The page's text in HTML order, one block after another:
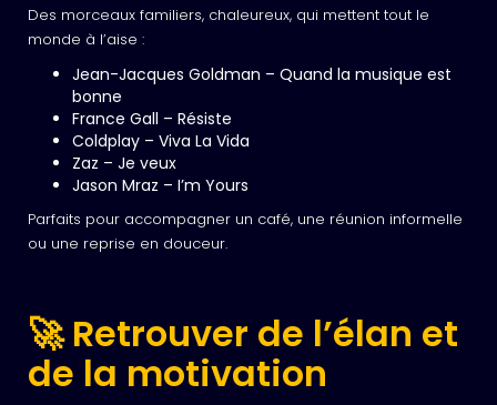
Des morceaux familiers, chaleureux, qui mettent tout le
monde à l’aise :
Jean-Jacques Goldman – Quand la musique est
bonne
France Gall – Résiste
Coldplay – Viva La Vida
Zaz – Je veux
Jason Mraz – I’m Yours
Parfaits pour accompagner un café, une réunion informelle
ou une reprise en douceur.
🚀 Retrouver de l’élan et
de la motivation